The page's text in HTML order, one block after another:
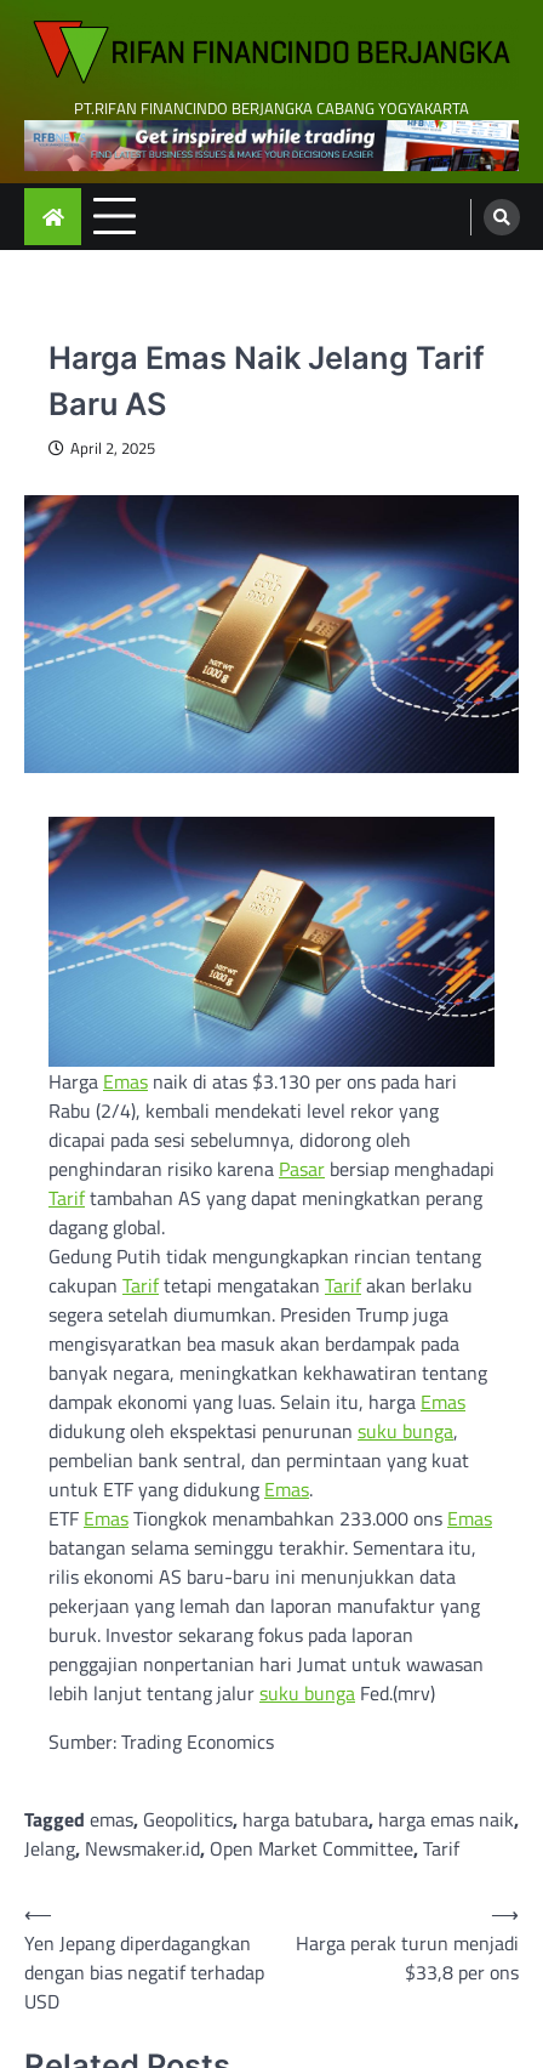
content
PT.RIFAN FINANCINDO BERJANGKA CABANG YOGYAKARTA
Harga Emas Naik Jelang Tarif
Baru AS
April 2, 2025
Harga Emas naik di atas $3.130 per ons pada hari
Rabu (2/4), kembali mendekati level rekor yang
dicapai pada sesi sebelumnya, didorong oleh
penghindaran risiko karena Pasar bersiap menghadapi
Tariftambahan AS yang dapat meningkatkan perang
dagang global.
Gedung Putih tidak mengungkapkan rincian tentang
cakupan Tariftetapi mengatakan Tarifakan berlaku
segera setelah diumumkan. Presiden Trump juga
mengisyaratkan bea masuk akan berdampak pada
banyak negara, meningkatkan kekhawatiran tentang
dampak ekonomi yang luas. Selain itu, harga Emas
didukung oleh ekspektasi penurunan suku bunga,
pembelian bank sentral, dan permintaan yang kuat
untuk ETF yang didukung Emas.
ETF EmasTiongkok menambahkan 233.000 ons Emas
batangan selama seminggu terakhir. Sementara itu,
rilis ekonomi AS baru-baru ini menunjukkan data
pekerjaan yang lemah dan laporan manufaktur yang
buruk. Investor sekarang fokus pada laporan
penggajian nonpertanian hari Jumat untuk wawasan
lebih lanjut tentang jalursuku bunga Fed.(mrv)
Sumber: Trading Economics
Tagged emas, Geopolitics, harga batubara, harga emas naik,
Jelang, Newsmaker.id, Open Market Committee,Tarif
Post
navigation
⟵
Yen Jepang diperdagangkan
dengan bias negatif terhadap
USD
Harga perak turun menjadi
$33,8 per ons
⟶